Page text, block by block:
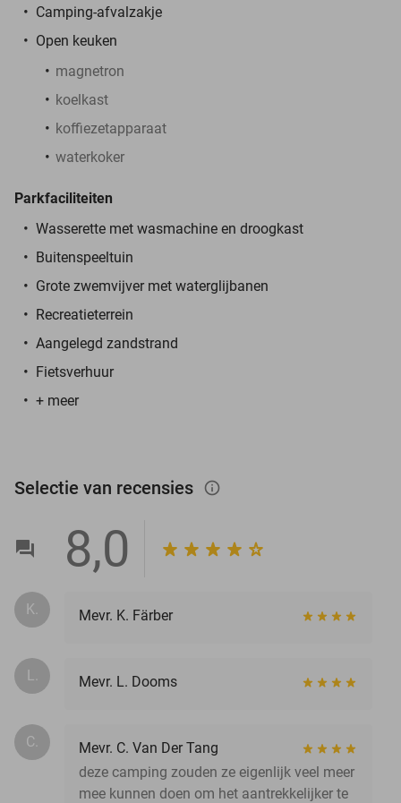
Camping-afvalzakje
Open keuken
magnetron
koelkast
koffiezetapparaat
waterkoker
Parkfaciliteiten
Wasserette met wasmachine en droogkast
Buitenspeeltuin
Grote zwemvijver met waterglijbanen
Recreatieterrein
Aangelegd zandstrand
Fietsverhuur
+ meer
Selectie van recensies info_outlined
8,0
K. Mevr. K. Färber
L. Mevr. L. Dooms
C.
Mevr. C. Van Der Tang
deze camping zouden ze eigenlijk veel meer
mee kunnen doen om het aantrekkelijker te